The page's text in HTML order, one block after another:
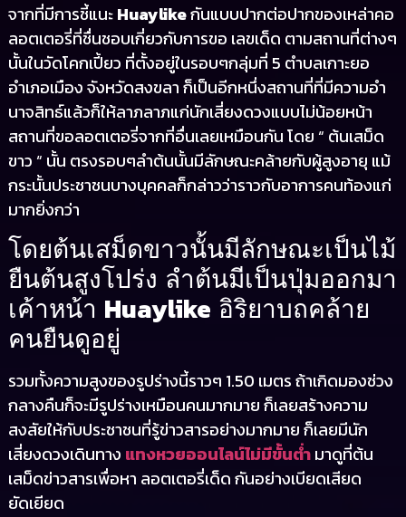
จากที่มีการชี้แนะHuaylikeกันแบบปากต่อปากของเหล่าคอ
ลอตเตอรี่ที่ชื่นชอบเกี่ยวกับการขอ เลขเด็ด ตามสถานที่ต่างๆ
นั้นในวัดโคกเปี้ยว ที่ตั้งอยู่ในรอบๆกลุ่มที่ 5 ตำบลเกาะยอ
อำเภอเมือง จังหวัดสงขลา ก็เป็นอีกหนึ่งสถานที่ที่มีความอำ
นาจสิทธ์แล้วก็ให้ลาภลาภแก่นักเสี่ยงดวงแบบไม่น้อยหน้า
สถานที่ขอลอตเตอรี่จากที่อื่นเลยเหมือนกัน โดย “ ต้นเสม็ด
ขาว “ นั้น ตรงรอบๆลำต้นนั้นมีลักษณะคล้ายกับผู้สูงอายุ แม้
กระนั้นประชาชนบางบุคคลก็กล่าวว่าราวกับอาการคนท้องแก่
มากยิ่งกว่า
โดยต้นเสม็ดขาวนั้นมีลักษณะเป็นไม้
ยืนต้นสูงโปร่ง ลำต้นมีเป็นปุ่มออกมา
เค้าหน้า Huaylike อิริยาบถคล้าย
คนยืนดูอยู่
รวมทั้งความสูงของรูปร่างนี้ราวๆ 1.50 เมตร ถ้าเกิดมองช่วง
กลางคืนก็จะมีรูปร่างเหมือนคนมากมาย ก็เลยสร้างความ
สงสัยให้กับประชาชนที่รู้ข่าวสารอย่างมากมาย ก็เลยมีนัก
เสี่ยงดวงเดินทาง แทงหวยออนไลน์ไม่มีขั้นต่ำมาดูที่ต้น
เสม็ดข่าวสารเพื่อหา ลอตเตอรี่เด็ด กันอย่างเบียดเสียด
ยัดเยียด